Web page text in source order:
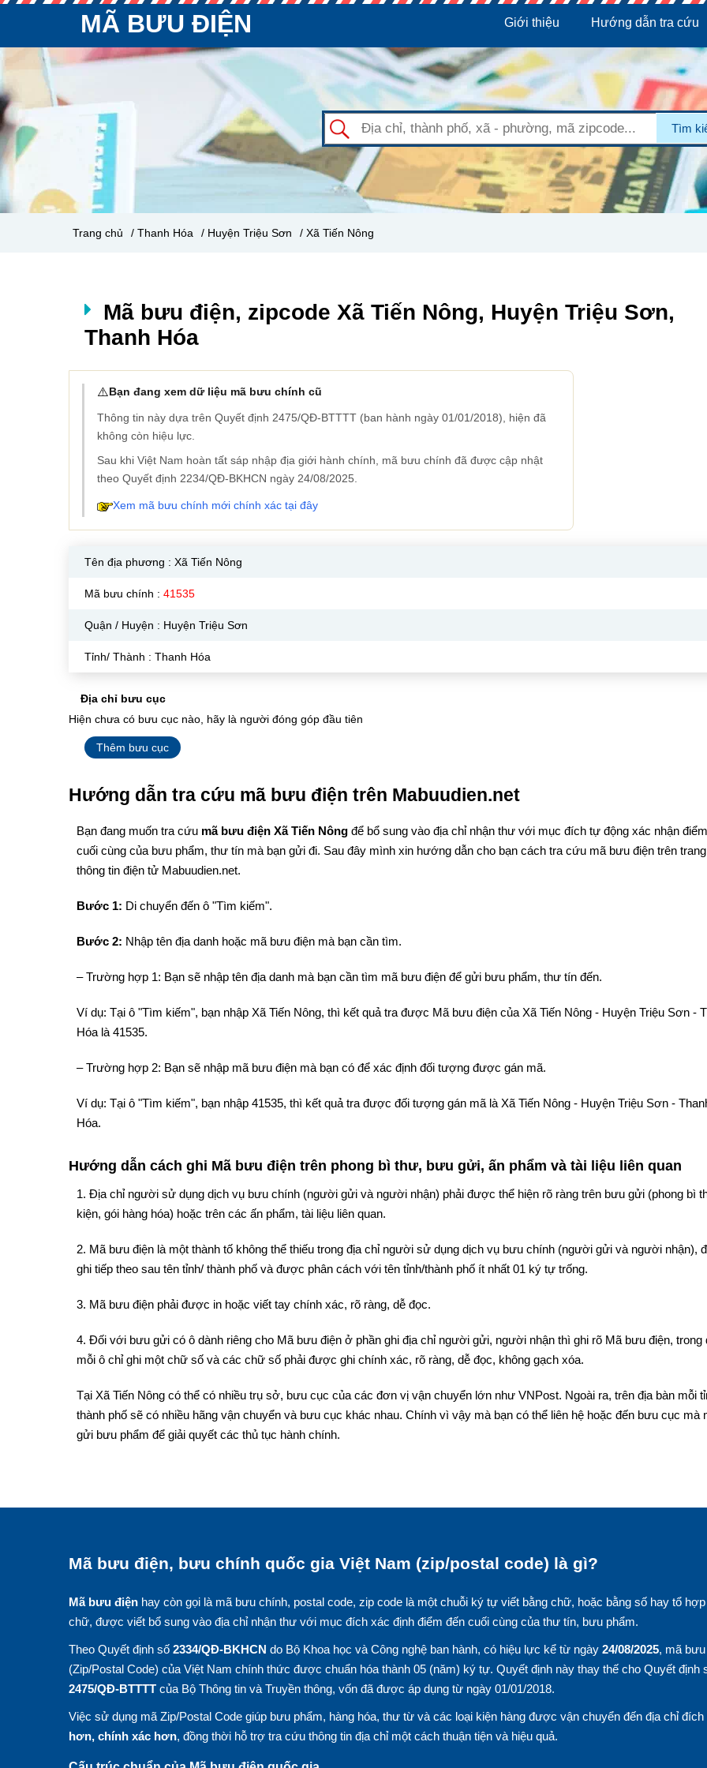
MÃ BƯU ĐIỆN Giới thiệu Hướng dẫn tra cứu
Tìm
Trang chủ / Thanh Hóa / Huyện Triệu Sơn / Xã Tiến Nông
Mã bưu điện, zipcode Xã Tiến Nông, Huyện Triệu Sơn,
Thanh Hóa
⚠️Bạn đang xem dữ liệu mã bưu chính cũ
Thông tin này dựa trên Quyết định 2475/QĐ-BTTTT (ban hành ngày 01/01/2018), hiện đã
không còn hiệu lực.
Sau khi Việt Nam hoàn tất sáp nhập địa giới hành chính, mã bưu chính đã được cập nhật
theo Quyết định 2234/QĐ-BKHCN ngày 24/08/2025.
Xem mã bưu chính mới chính xác tại đây
Tên địa phương : Xã Tiến Nông
Mã bưu chính : 41535
Quận / Huyện : Huyện Triệu Sơn
Tỉnh/ Thành : Thanh Hóa
Địa chỉ bưu cục
Hiện chưa có bưu cục nào, hãy là người đóng góp đầu tiên
Thêm bưu cục
Hướng dẫn tra cứu mã bưu điện trên Mabuudien.net
Bạn đang muốn tra cứu mã bưu điện Xã Tiến Nông để bổ sung vào địa chỉ nhận thư với mục đích tự động xác nhận
cuối cùng của bưu phẩm, thư tín mà bạn gửi đi. Sau đây mình xin hướng dẫn cho bạn cách tra cứu mã bưu điện trên trang
thông tin điện tử Mabuudien.net.
Bước 1: Di chuyển đến ô "Tìm kiếm".
Bước 2: Nhập tên địa danh hoặc mã bưu điện mà bạn cần tìm.
– Trường hợp 1: Bạn sẽ nhập tên địa danh mà bạn cần tìm mã bưu điện để gửi bưu phẩm, thư tín đến.
Ví dụ: Tại ô "Tìm kiếm", bạn nhập Xã Tiến Nông, thì kết quả tra được Mã bưu điện của Xã Tiến Nông - Huyện Triệu Sơn -
Hóa là 41535.
– Trường hợp 2: Bạn sẽ nhập mã bưu điện mà bạn có để xác định đối tượng được gán mã.
Ví dụ: Tại ô "Tìm kiếm", bạn nhập 41535, thì kết quả tra được đối tượng gán mã là Xã Tiến Nông - Huyện Triệu Sơn -
Hóa.
Hướng dẫn cách ghi Mã bưu điện trên phong bì thư, bưu gửi, ấn phẩm và tài liệu liên quan
1. Địa chỉ người sử dụng dịch vụ bưu chính (người gửi và người nhận) phải được thể hiện rõ ràng trên bưu gửi (phong bì
kiện, gói hàng hóa) hoặc trên các ấn phẩm, tài liệu liên quan.
2. Mã bưu điện là một thành tố không thể thiếu trong địa chỉ người sử dụng dịch vụ bưu chính (người gửi và người nhận),
ghi tiếp theo sau tên tỉnh/ thành phố và được phân cách với tên tỉnh/thành phố ít nhất 01 ký tự trống.
3. Mã bưu điện phải được in hoặc viết tay chính xác, rõ ràng, dễ đọc.
4. Đối với bưu gửi có ô dành riêng cho Mã bưu điện ở phần ghi địa chỉ người gửi, người nhận thì ghi rõ Mã bưu điện, trong
mỗi ô chỉ ghi một chữ số và các chữ số phải được ghi chính xác, rõ ràng, dễ đọc, không gạch xóa.
Tại Xã Tiến Nông có thể có nhiều trụ sở, bưu cục của các đơn vị vận chuyển lớn như VNPost. Ngoài ra, trên địa bàn mỗi
thành phố sẽ có nhiều hãng vận chuyển và bưu cục khác nhau. Chính vì vậy mà bạn có thể liên hệ hoặc đến bưu cục mà
gửi bưu phẩm để giải quyết các thủ tục hành chính.
Mã bưu điện, bưu chính quốc gia Việt Nam (zip/postal code) là gì?
Mã bưu điện hay còn gọi là mã bưu chính, postal code, zip code là một chuỗi ký tự viết bằng chữ, hoặc bằng số hay tổ
chữ, được viết bổ sung vào địa chỉ nhận thư với mục đích xác định điểm đến cuối cùng của thư tín, bưu phẩm.
Theo Quyết định số 2334/QĐ-BKHCN do Bộ Khoa học và Công nghệ ban hành, có hiệu lực kể từ ngày 24/08/2025, mã
(Zip/Postal Code) của Việt Nam chính thức được chuẩn hóa thành 05 (năm) ký tự. Quyết định này thay thế cho Quyết định
2475/QĐ-BTTTT của Bộ Thông tin và Truyền thông, vốn đã được áp dụng từ ngày 01/01/2018.
Việc sử dụng mã Zip/Postal Code giúp bưu phẩm, hàng hóa, thư từ và các loại kiện hàng được vận chuyển đến địa chỉ đích
hơn, chính xác hơn, đồng thời hỗ trợ tra cứu thông tin địa chỉ một cách thuận tiện và hiệu quả.